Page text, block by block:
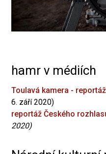
hamr v médiích
Toulavá kamera -
6. září 2020)
reportáž Českého
2020)